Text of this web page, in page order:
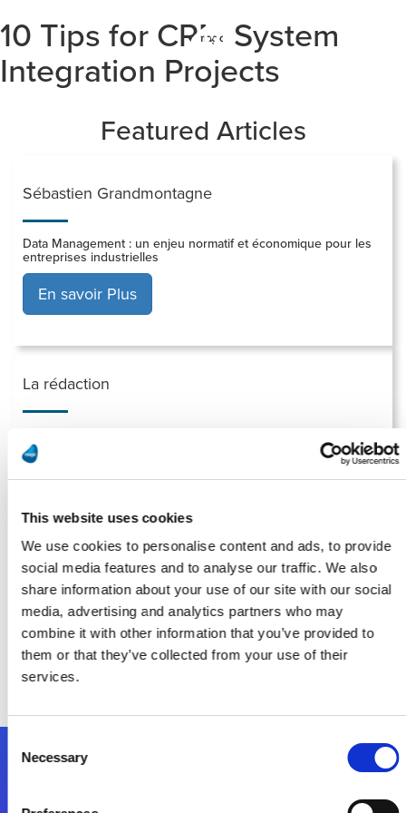
This website uses cookies
We use cookies to personalise content and ads, to provide
social media features and to analyse our traffic. We also
share information about your use of our site with our social
media, advertising and analytics partners who may
combine it with other information that you’ve provided to
them or that they’ve collected from your use of their
services.
Selection
Necessary
10 Tips for CRM System
Integration Projects
Featured Articles
Sébastien Grandmontagne
Data Management : un enjeu normatif et économique pour les
entreprises industrielles
En savoir Plus
La rédaction
Viparis
En savoir Plus
La rédaction
Les parfums Creed orchestrent leurs datas avec la plateforme
d’intégration Magic xpi
En savoir Plus